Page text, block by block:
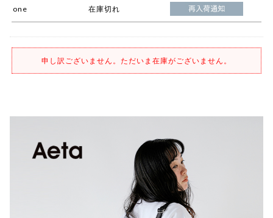
one 在庫切れ
申し訳ございません。ただいま在庫がございません。